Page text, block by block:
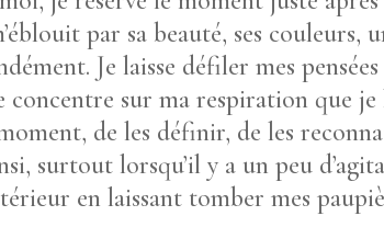
par sa beauté, ses
Je laisse défiler mes
concentre sur ma respiration que je
de les définir, de les
surtout lorsqu’il y a un peu
en laissant tomber mes